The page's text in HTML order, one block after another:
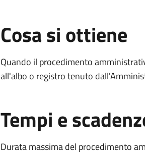
Cosa si ottiene
Quando il procedimento
all'albo o registro tenuto
Tempi e
Durata massima del procedimento